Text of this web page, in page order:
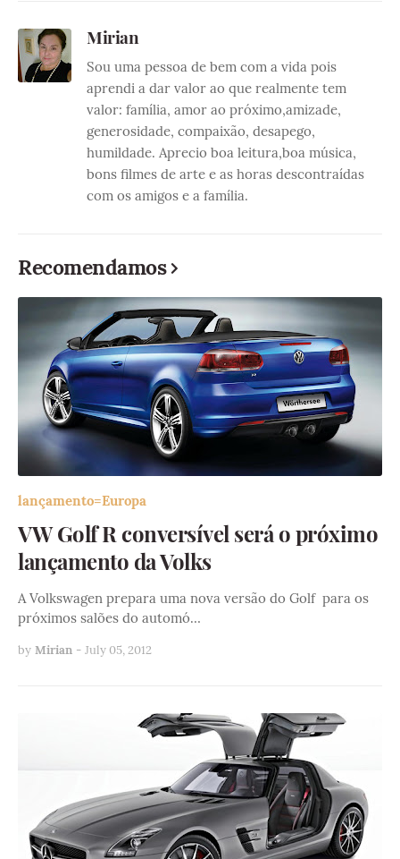
Mirian
Sou uma pessoa de bem com a vida pois
aprendi a dar valor ao que realmente tem
valor: família, amor ao próximo,amizade,
generosidade, compaixão, desapego,
humildade. Aprecio boa leitura,boa música,
bons filmes de arte e as horas descontraídas
com os amigos e a família.
Recomendamos
lançamento=Europa
VW Golf R conversível será o próximo
lançamento da Volks
A Volkswagen prepara uma nova versão do Golf para os
próximos salões do automó…
by Mirian - July 05, 2012